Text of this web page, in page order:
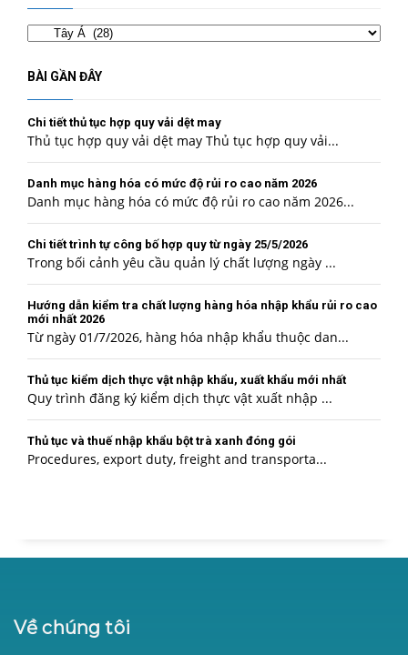
Chuyên
mục
BÀI GẦN ĐÂY
Chi tiết thủ tục hợp quy vải dệt may
Thủ tục hợp quy vải dệt may Thủ tục hợp quy vải...
Danh mục hàng hóa có mức độ rủi ro cao năm 2026
Danh mục hàng hóa có mức độ rủi ro cao năm 2026...
Chi tiết trình tự công bố hợp quy từ ngày 25/5/2026
Trong bối cảnh yêu cầu quản lý chất lượng ngày ...
Hướng dẫn kiểm tra chất lượng hàng hóa nhập khẩu rủi ro cao
mới nhất 2026
Từ ngày 01/7/2026, hàng hóa nhập khẩu thuộc dan...
Thủ tục kiểm dịch thực vật nhập khẩu, xuất khẩu mới nhất
Quy trình đăng ký kiểm dịch thực vật xuất nhập ...
Thủ tục và thuế nhập khẩu bột trà xanh đóng gói
Procedures, export duty, freight and transporta...
Về chúng tôi